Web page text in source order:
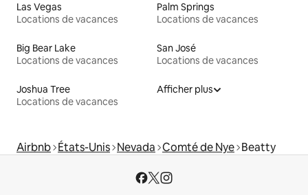
Las Vegas
Locations de vacances
Palm Springs
Locations de vacances
Big Bear Lake
Locations de vacances
San José
Locations de vacances
Joshua Tree
Locations de vacances
Afficher plus
Airbnb États-Unis Nevada Comté de Nye Beatty